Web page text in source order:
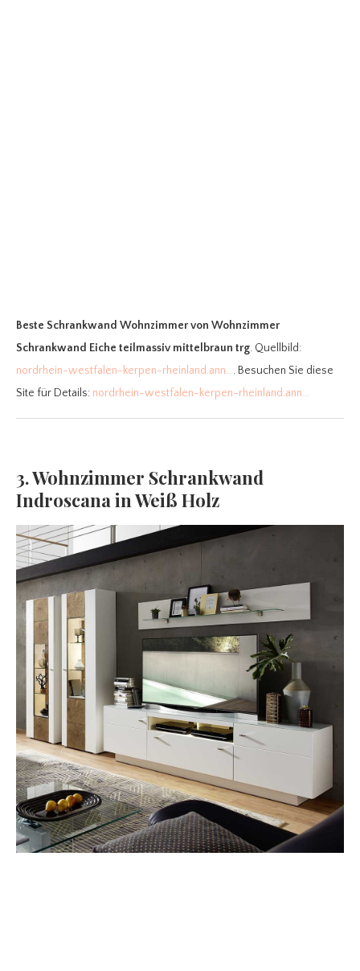
Beste Schrankwand Wohnzimmervon Wohnzimmer
Schrankwand Eiche teilmassiv mittelbraun trg. Quellbild:
nordrhein-westfalen-kerpen-rheinland.ann…. Besuchen Sie diese
Site für Details: nordrhein-westfalen-kerpen-rheinland.ann…
3. Wohnzimmer Schrankwand
Indroscana in Weiß Holz